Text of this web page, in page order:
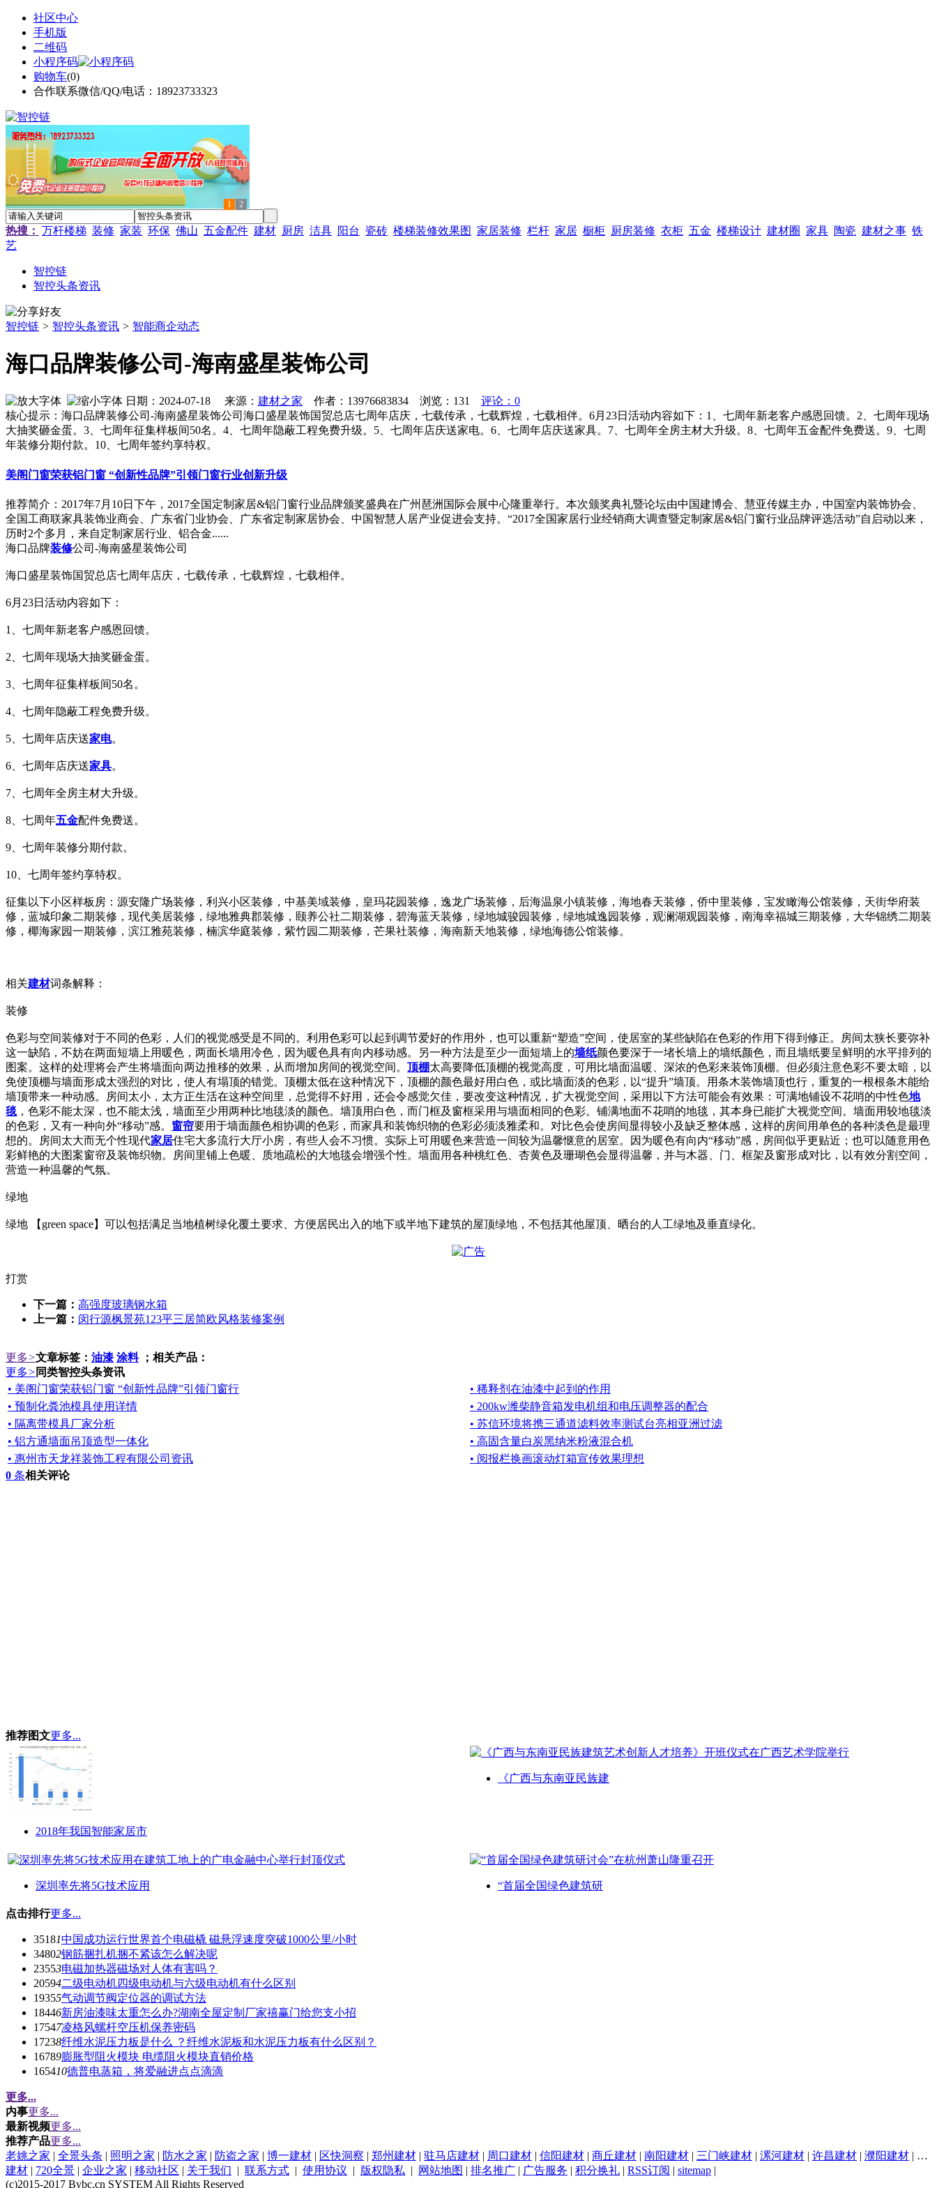
社区中心
手机版
二维码
小程序码
购物车(0)
合作联系微信/QQ/电话：18923733323
1 2
热搜： 万杆楼梯 装修 家装 环保 佛山 五金配件 建材 厨房 洁具 阳台 瓷砖 楼梯装修效果图 家居装修 栏杆 家居 橱柜 厨房装修 衣柜 五金 楼梯设计 建材圈 家具 陶瓷 建材之事 铁
艺
智控链
智控头条资讯
智控链 > 智控头条资讯 > 智能商企动态
海口品牌装修公司-海南盛星装饰公司
日期：2024-07-18 来源： 建材之家 作者：13976683834 浏览： 131
评论：0
核心提示：海口品牌装修公司-海南盛星装饰公司海口盛星装饰国贸总店七周年店庆，七载传承，七载辉煌，七载相伴。6月23日活动内容如下：1、七周年新老客户感恩回馈。2、七周年现场
大抽奖砸金蛋。3、七周年征集样板间50名。4、七周年隐蔽工程免费升级。5、七周年店庆送家电。6、七周年店庆送家具。7、七周年全房主材大升级。8、七周年五金配件免费送。9、七周
年装修分期付款。10、七周年签约享特权。
美阁门窗荣获铝门窗 “创新性品牌”引领门窗行业创新升级
推荐简介：2017年7月10日下午，2017全国定制家居&铝门窗行业品牌颁奖盛典在广州琶洲国际会展中心隆重举行。本次颁奖典礼暨论坛由中国建博会、慧亚传媒主办，中国室内装饰协会、
全国工商联家具装饰业商会、广东省门业协会、广东省定制家居协会、中国智慧人居产业促进会支持。“2017全国家居行业经销商大调查暨定制家居&铝门窗行业品牌评选活动”自启动以来，
历时2个多月，来自定制家居行业、铝合金......
海口品牌装修公司-海南盛星装饰公司
海口盛星装饰国贸总店七周年店庆，七载传承，七载辉煌，七载相伴。
6月23日活动内容如下：
1、七周年新老客户感恩回馈。
2、七周年现场大抽奖砸金蛋。
3、七周年征集样板间50名。
4、七周年隐蔽工程免费升级。
5、七周年店庆送家电。
6、七周年店庆送家具。
7、七周年全房主材大升级。
8、七周年五金配件免费送。
9、七周年装修分期付款。
10、七周年签约享特权。
征集以下小区样板房：源安隆广场装修，利兴小区装修，中基美域装修，皇玛花园装修，逸龙广场装修，后海温泉小镇装修，海地春天装修，侨中里装修，宝发瞰海公馆装修，天街华府装
修，蓝城印象二期装修，现代美居装修，绿地雅典郡装修，颐养公社二期装修，碧海蓝天装修，绿地城骏园装修，绿地城逸园装修，观澜湖观园装修，南海幸福城三期装修，大华锦绣二期装
修，椰海家园一期装修，滨江雅苑装修，楠滨华庭装修，紫竹园二期装修，芒果社装修，海南新天地装修，绿地海德公馆装修。
相关建材词条解释：
装修
色彩与空间装修对于不同的色彩，人们的视觉感受是不同的。利用色彩可以起到调节爱好的作用外，也可以重新“塑造”空间，使居室的某些缺陷在色彩的作用下得到修正。房间太狭长要弥补
这一缺陷，不妨在两面短墙上用暖色，两面长墙用冷色，因为暖色具有向内移动感。另一种方法是至少一面短墙上的墙纸颜色要深于一堵长墙上的墙纸颜色，而且墙纸要呈鲜明的水平排列的
图案。这样的处理将会产生将墙面向两边推移的效果，从而增加房间的视觉空间。 顶棚太高要降低顶棚的视觉高度，可用比墙面温暖、深浓的色彩来装饰顶棚。但必须注意色彩不要太暗，以
免使顶棚与墙面形成太强烈的对比，使人有塌顶的错觉。顶棚太低在这种情况下，顶棚的颜色最好用白色，或比墙面淡的色彩，以“提升”墙顶。用条木装饰墙顶也行，重复的一根根条木能给
墙顶带来一种动感。房间太小，太方正生活在这种空间里，总觉得不好用，还会令感觉欠佳，要改变这种情况，扩大视觉空间，采用以下方法可能会有效果：可满地铺设不花哨的中性色地
毯 ，色彩不能太深，也不能太浅，墙面至少用两种比地毯淡的颜色。墙顶用白色，而门框及窗框采用与墙面相同的色彩。铺满地面不花哨的地毯，其本身已能扩大视觉空间。墙面用较地毯淡
的色彩，又有一种向外“移动”感。 窗帘要用于墙面颜色相协调的色彩，而家具和装饰织物的色彩必须淡雅柔和。对比色会使房间显得较小及缺乏整体感，这样的房间用单色的各种淡色是最理
想的。房间太大而无个性现代家居住宅大多流行大厅小房，有些人会不习惯。实际上可用暖色来营造一间较为温馨惬意的居室。因为暖色有向内“移动”感，房间似乎更贴近；也可以随意用色
彩鲜艳的大图案窗帘及装饰织物。房间里铺上色暖、质地疏松的大地毯会增强个性。墙面用各种桃红色、杏黄色及珊瑚色会显得温馨，并与木器、门、框架及窗形成对比，以有效分割空间，
营造一种温馨的气氛。
绿地
绿地 【green space】可以包括满足当地植树绿化覆土要求、方便居民出入的地下或半地下建筑的屋顶绿地，不包括其他屋顶、晒台的人工绿地及垂直绿化。
打赏
下一篇： 高强度玻璃钢水箱
上一篇： 闵行源枫景苑123平三居简欧风格装修案例
更多>文章标签： 油漆 涂料；相关产品：
更多> 同类智控头条资讯
• 美阁门窗荣获铝门窗 “创新性品牌”引领门窗行
• 稀释剂在油漆中起到的作用
• 预制化粪池模具使用详情
• 200kw潍柴静音箱发电机组和电压调整器的配合
• 隔离带模具厂家分析
• 苏信环境将携三通道滤料效率测试台亮相亚洲过滤
• 铝方通墙面吊顶造型一体化
• 高固含量白炭黑纳米粉液混合机
• 惠州市天龙祥装饰工程有限公司资讯
• 阅报栏换画滚动灯箱宣传效果理想
0 条相关评论
推荐图文更多...
2018年我国智能家居市
《广西与东南亚民族建
深圳率先将5G技术应用 “首届全国绿色建筑研
点击排行更多...
35181中国成功运行世界首个电磁橇 磁悬浮速度突破1000公里/小时
34802钢筋捆扎机捆不紧该怎么解决呢
23553电磁加热器磁场对人体有害吗？
20594二级电动机四级电动机与六级电动机有什么区别
19355气动调节阀定位器的调试方法
18446新房油漆味太重怎么办?湖南全屋定制厂家禧赢门给您支小招
17547凌格风螺杆空压机保养密码
17238纤维水泥压力板是什么 ？纤维水泥板和水泥压力板有什么区别？
16789膨胀型阻火模块 电缆阻火模块直销价格
165410德普电蒸箱，将爱融进点点滴滴
更多...
内事更多...
最新视频更多...
推荐产品更多...
老姚之家 | 全景头条 | 照明之家 | 防水之家 | 防盗之家 | 博一建材 | 区快洞察 | 郑州建材 | 驻马店建材 | 周口建材 | 信阳建材 | 商丘建材 | 南阳建材 | 三门峡建材 | 漯河建材 | 许昌建材 | 濮阳建材 | 焦
建材 | 720全景 | 企业之家 | 移动社区 | 关于我们 | 联系方式 | 使用协议 | 版权隐私 | 网站地图 | 排名推广 | 广告服务 | 积分换礼 | RSS订阅 | sitemap |
(c)2015-2017 Bybc.cn SYSTEM All Rights Reserved